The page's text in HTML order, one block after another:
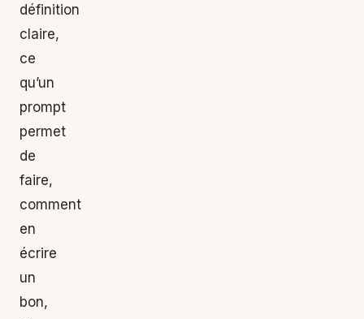
définition
claire,
ce
qu’un
prompt
permet
de
faire,
comment
en
écrire
un
bon,